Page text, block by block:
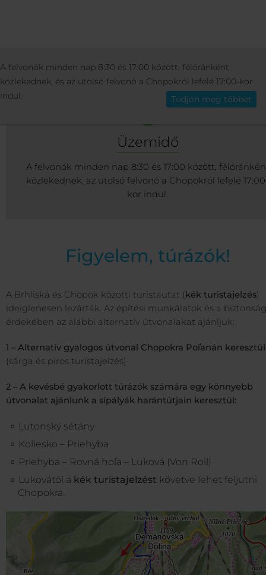
Magyar
ÜDÜLŐ INFO SÍFELVONÓK ÉS
Üzemidő
A felvonók minden nap 8:30 és 17:00 között,
közlekednek, az utolsó felvonó a Chopokról lefelé
kor indul.
Figyelem, túrázók!
A Brhliská és Chopok közötti turistautat (kék turistajelzés)
ideiglenesen lezárták. Az építési munkálatok és a biztonság
érdekében az alábbi alternatív útvonalakat ajánljuk:
1 – Alternatív gyalogos útvonal Chopokra Poľanán keresztül
(sárga és piros turistajelzés)
2 – A kevésbé gyakorlott túrázók számára egy könnyebb
útvonalat ajánlunk a sípályák harántútjain keresztül:
Lutonský sétány
Koliesko – Priehyba
Priehyba – Rovná hoľa – Luková (Von Roll)
Lukovától a kék turistajelzést követve lehet feljutni
Chopokra.
A felvonók minden nap 8:30 és 17:00 között, félóránként
közlekednek, és az utolsó felvonó a Chopokról lefelé 17:00-kor
indul.
Tudjon meg többet